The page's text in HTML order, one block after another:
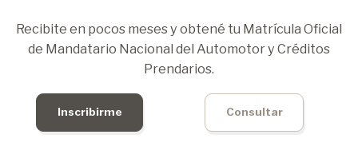
Recibite en pocos meses y obtené tu Matrícula Oficial
de Mandatario Nacional del Automotor y Créditos
Prendarios.
Inscribirme Consultar